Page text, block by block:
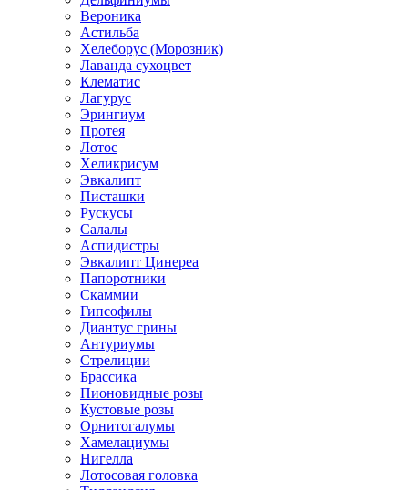
Вероника
Астильба
Хелеборус (Морозник)
Лаванда сухоцвет
Клематис
Лагурус
Эрингиум
Протея
Лотос
Хеликрисум
Эвкалипт
Писташки
Рускусы
Салалы
Аспидистры
Эвкалипт Цинереа
Папоротники
Скаммии
Гипсофилы
Диантус грины
Антуриумы
Стрелиции
Брассика
Пионовидные розы
Кустовые розы
Орнитогалумы
Хамелациумы
Нигелла
Лотосовая головка